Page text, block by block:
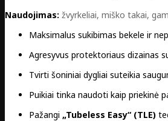
Naudojimas: žvyrkeliai, miško takai,
Maksimalus sukibimas bekele ir
Agresyvus protektoriaus dizainas
Tvirti šoniniai dygliai suteikia
Puikiai tinka naudoti kaip priekinė
Pažangi „Tubeless Easy“ (TLE)